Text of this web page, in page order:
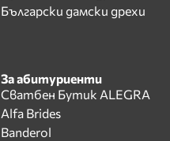
Български дамски дрехи
За абитуриенти
Сватбен Бутик ALEGRA
Alfa Brides
Banderol